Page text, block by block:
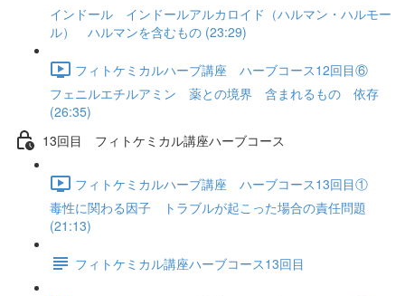
インドール インドールアルカロイド（ハルマン・ハルモー
ル） ハルマンを含むもの (23:29)
フィトケミカルハーブ講座 ハーブコース12回目⑥
フェニルエチルアミン 薬との境界 含まれるもの 依存
(26:35)
13回目 フィトケミカル講座ハーブコース
フィトケミカルハーブ講座 ハーブコース13回目①
毒性に関わる因子 トラブルが起こった場合の責任問題
(21:13)
フィトケミカル講座ハーブコース13回目